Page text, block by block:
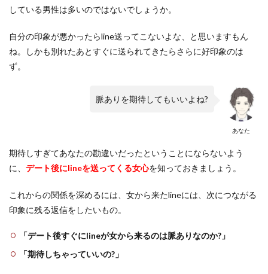
している男性は多いのではないでしょうか。
自分の印象が悪かったらline送ってこないよな、と思いますもん
ね。しかも別れたあとすぐに送られてきたらさらに好印象のは
ず。
あなた
脈ありを期待してもいいよね?
期待しすぎてあなたの勘違いだったということにならないよう
に、 デート後にlineを送ってくる女心を知っておきましょう。
これからの関係を深めるには、女から来たlineには、次につながる
印象に残る返信をしたいもの。
「デート後すぐにlineが女から来るのは脈ありなのか?」
「期待しちゃっていいの?」